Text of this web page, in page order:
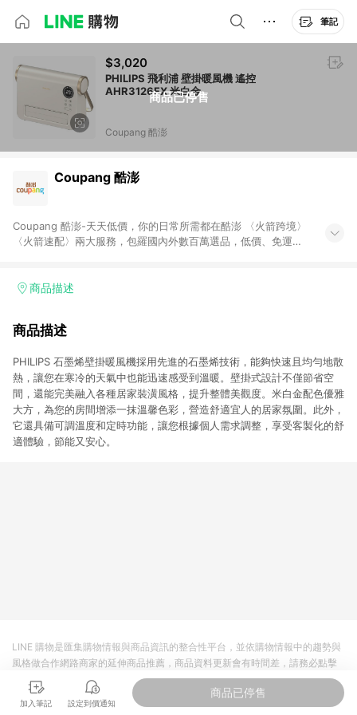
筆記
商品已停售
$3,020
PHILIPS 飛利浦 壁掛暖風機 遙控
AHR3126FX 米白金
Coupang 酷澎
Coupang 酷澎
Coupang 酷澎-天天低價，你的日常所需都在酷澎 〈火箭跨境〉
〈火箭速配〉兩大服務，包羅國內外數百萬選品，低價、免運，
加入WOW會員告別湊免運，火箭速配、火箭跨境優質選品不限金
商品描述
商品描述
PHILIPS 石墨烯壁掛暖風機採用先進的石墨烯技術，能夠快速且均勻地散
熱，讓您在寒冷的天氣中也能迅速感受到溫暖。壁掛式設計不僅節省空
間，還能完美融入各種居家裝潢風格，提升整體美觀度。米白金配色優雅
大方，為您的房間增添一抹溫馨色彩，營造舒適宜人的居家氛圍。此外，
它還具備可調溫度和定時功能，讓您根據個人需求調整，享受客製化的舒
適體驗，節能又安心。
加入筆記 設定到價通知
商品已停售
LINE 購物是匯集購物情報與商品資訊的整合性平台，並依購物情報中的趨勢與
風格做合作網路商家的延伸商品推薦，商品資料更新會有時間差，請務必點擊
商品至各合作網路商家，確認現售價與購物條件，一切資訊以合作廠商網頁為
準。